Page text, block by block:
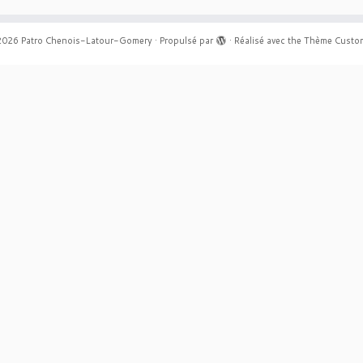
Patro Chenois-Latour-Gomery · Propulsé par · Réalisé avec the Thème